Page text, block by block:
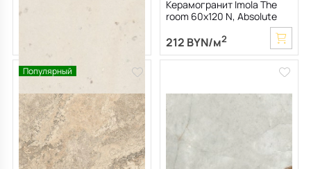
Suite Stone 60х120 N, Shell,
172 BYN/м
Керамогранит Imola The
room 60х120 N, Absolute
212 BYN/м2
Популярный